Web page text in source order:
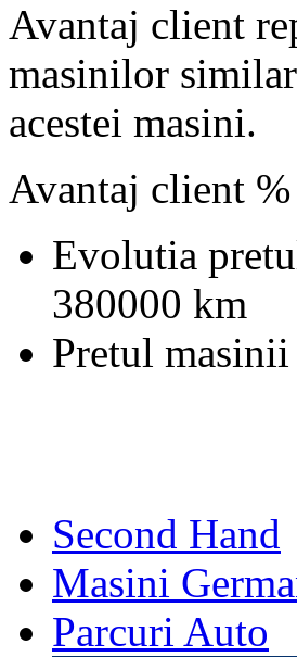
Avantaj client
masinilor
acestei masini.
Avantaj client
Evolutia
380000 km
Pretul
Second Hand
Masini
Parcuri Auto